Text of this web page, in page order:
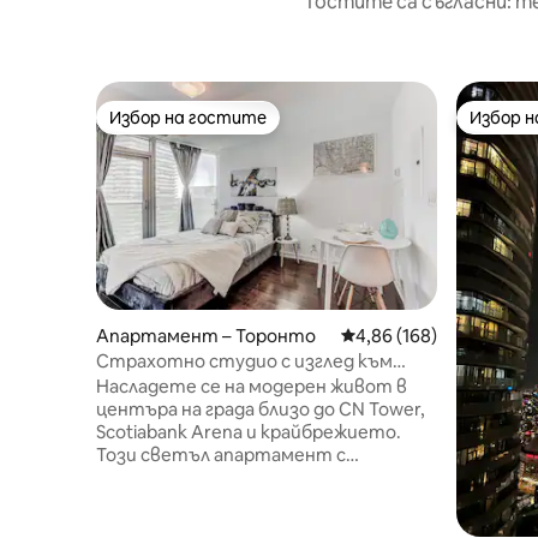
Избор на гостите
Избор на гостите
Апартамент – Торонто Средна оценка: 4,86
4,86 (168)
Страхотно студио с изглед към
езерото и CN Tower
Насладете се на модерен живот в
центъра на града близо до CN Tower,
Scotiabank Arena и крайбрежието.
Този светъл апартамент с
Избор
Избор